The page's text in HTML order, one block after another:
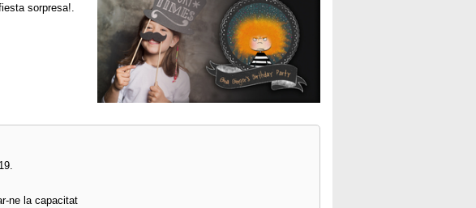
sorpresa!.
ne la capacitat